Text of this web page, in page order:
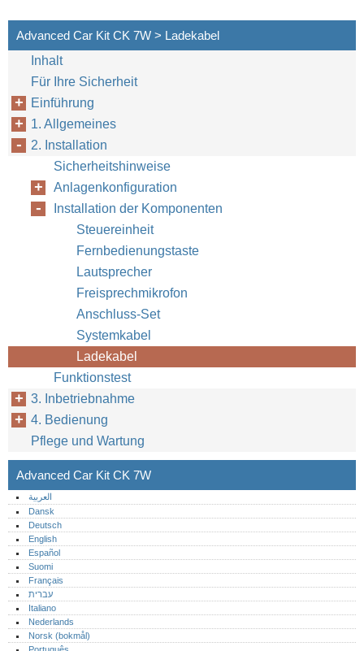
Advanced Car Kit CK 7W > Ladekabel
Inhalt
Für Ihre Sicherheit
Einführung
1. Allgemeines
2. Installation
Sicherheitshinweise
Anlagenkonfiguration
Installation der Komponenten
Steuereinheit
Fernbedienungstaste
Lautsprecher
Freisprechmikrofon
Anschluss-Set
Systemkabel
Ladekabel
Funktionstest
3. Inbetriebnahme
4. Bedienung
Pflege und Wartung
Advanced Car Kit CK 7W
العربية
Dansk
Deutsch
English
Español
Suomi
Français
עברית
Italiano
Nederlands
Norsk (bokmål)‎